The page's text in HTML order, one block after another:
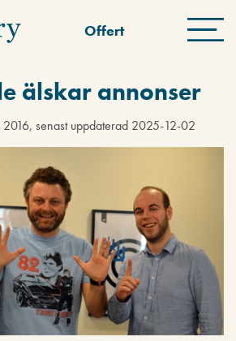
Offert
älskar annonser
2016, senast uppdaterad 2025-12-02